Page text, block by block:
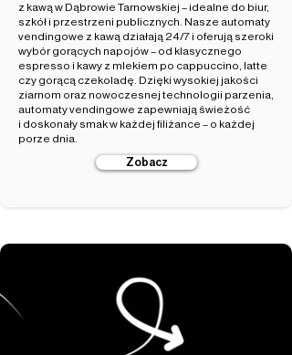
z kawą w Dąbrowie Tarnowskiej – idealne do biur,
szkół i przestrzeni publicznych. Nasze automaty
vendingowe z kawą działają 24/7 i oferują szeroki
wybór gorących napojów – od klasycznego
espresso i kawy z mlekiem po cappuccino, latte
czy gorącą czekoladę. Dzięki wysokiej jakości
ziarnom oraz nowoczesnej technologii parzenia,
automaty vendingowe zapewniają świeżość
i doskonały smak w każdej filiżance – o każdej
porze dnia.
Zobacz